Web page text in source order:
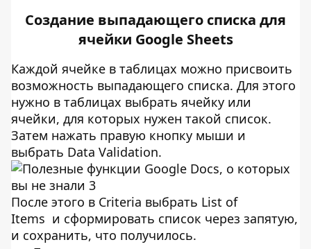
Создание выпадающего списка для
ячейки Google Sheets
Каждой ячейке в таблицах можно присвоить
возможность выпадающего списка. Для этого
нужно в таблицах выбрать ячейку или
ячейки, для которых нужен такой список.
Затем нажать правую кнопку мыши и
выбрать Data Validation.
После этого в Criteria выбрать List of
Items и сформировать список через запятую,
и сохранить, что получилось.